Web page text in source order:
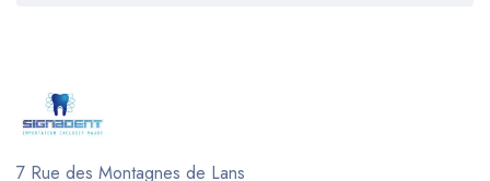
7 Rue des Montagnes de Lans